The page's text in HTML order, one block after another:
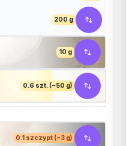
200 g
10 g
0.6 szt. (~50 g)
0.1 szczypt (~3 g)